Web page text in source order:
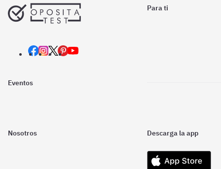
Para ti
Eventos
Nosotros Descarga la app